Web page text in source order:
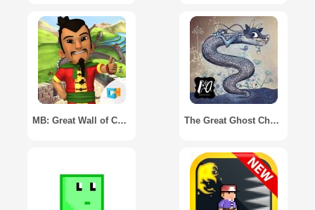
MB: Great Wall of China The Great Ghost Chase